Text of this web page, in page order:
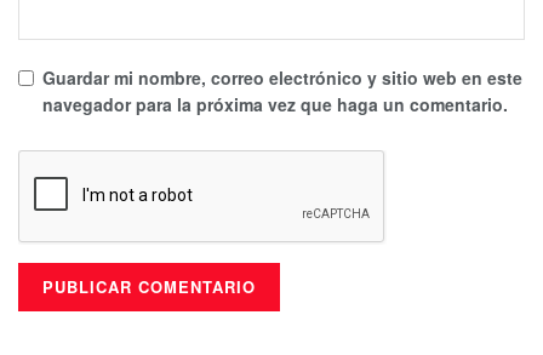
Guardar mi nombre, correo electrónico y sitio web en este
navegador para la próxima vez que haga un comentario.